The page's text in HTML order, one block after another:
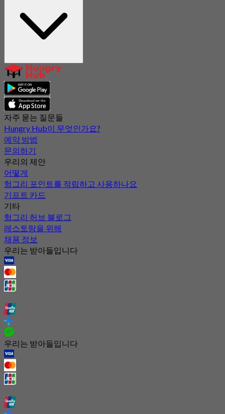
자주 묻는 질문들
Hungry Hub이 무엇인가요?
예약 방법
문의하기
우리의 제안
어떻게
헝그리 포인트를 적립하고 사용하나요
기프트 카드
기타
헝그리 허브 블로그
레스토랑을 위해
채용 정보
우리는 받아들입니다
우리는 받아들입니다